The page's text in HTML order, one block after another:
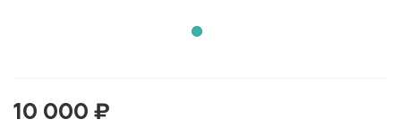
10 000 ₽